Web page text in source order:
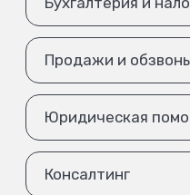
Продажи и
Юридическая
Консалтинг